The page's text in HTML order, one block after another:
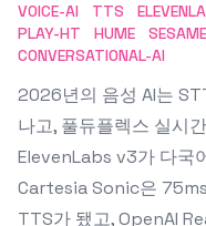
VOICE-AI TTS
PLAY-HT
HUME SESAME
CONVERSATIONAL-AI
2026년의 음성 AI는
나고, 풀듀플렉스 실시
ElevenLabs v3가 다국
Cartesia Sonic은
TTS가 됐고, OpenAI